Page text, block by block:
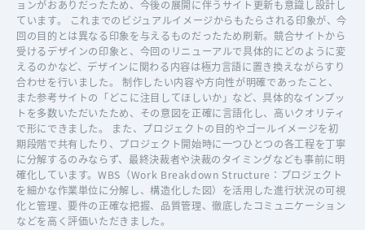
ョンがおありだったため、今後の展開に伴うサイト更新も意識し設計し
ています。 これまでのビジュアルイメージからもたらされる印象が、今
回の目的とは異なる印象を与えるものだったため刷新。競合サイトから
受けるデザインの印象と、今回のリニューアルで具体的にどのように変
えるのかなど、デザインに関わる内容は極力言語に置き換えながらすり
合わせを行いました。 制作したい内容や方向性が明確であったこと、
また参考サイトの「どこに注目してほしいか」など、具体的なインプッ
トを多数いただいたため、その意図を正確に言語化し、高いクオリティ
で形にできました。 また、プロジェクトの目的やゴールイメージを初
期段階で共有したり、プロジェクト開始時に一つひとつの各工程を丁寧
に分解するのみならず、最終決裁者や決裁のタイミングなども事前に明
確化しています。WBS（Work Breakdown Structure：プロジェクト
を細かな作業単位に分解し、構造化した図）を活用した進行状況の可視
化と管理、要件の正確な把握、品質管理、徹底したコミュニケーション
などを高く評価いただきました。